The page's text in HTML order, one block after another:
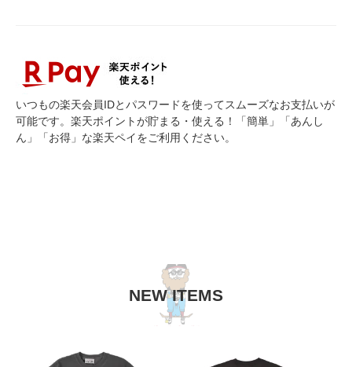
いつもの楽天会員IDとパスワードを使ってスムーズなお支払いが
可能です。楽天ポイントが貯まる・使える！「簡単」「あんし
ん」「お得」な楽天ペイをご利用ください。
NEW ITEMS